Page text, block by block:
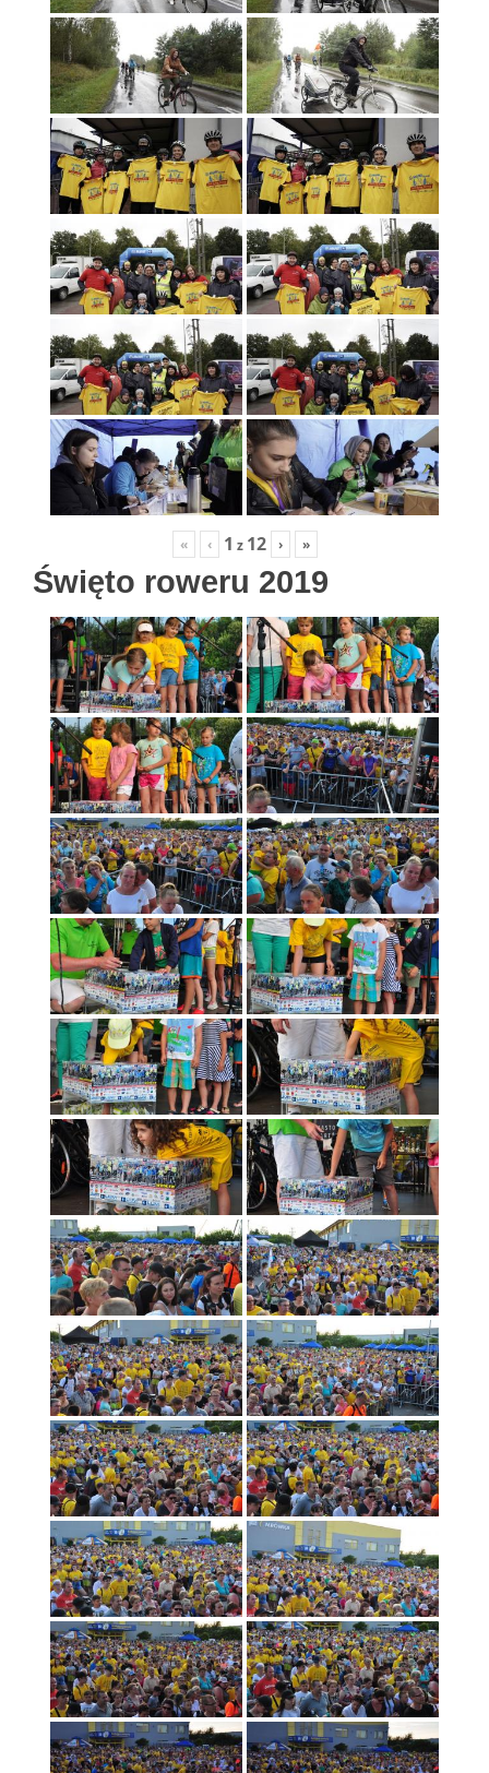
« ‹ 1 z 12 › »
Święto roweru 2019